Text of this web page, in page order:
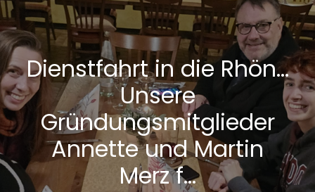
Dienstfahrt in die Rhön…
Unsere
Gründungsmitglieder
Annette und Martin
Merz f…